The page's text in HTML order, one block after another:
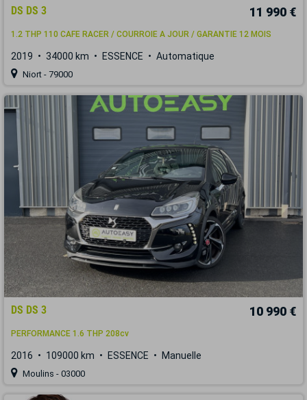
DS DS 3 11 990 €
1.2 THP 110 CAFE RACER / COURROIE A JOUR / GARANTIE 12 MOIS
2019 34000 km ESSENCE Automatique
Niort - 79000
DS DS 3 10 990 €
PERFORMANCE 1.6 THP 208cv
2016 109000 km ESSENCE Manuelle
Moulins - 03000